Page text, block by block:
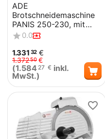
ADE
Brotschneidemaschine
PANIS 250-230, mit
Langverzahntem
Messer
0.0
1.331 32 €
1.37250 €
(1.584 27 € inkl.
MwSt.)